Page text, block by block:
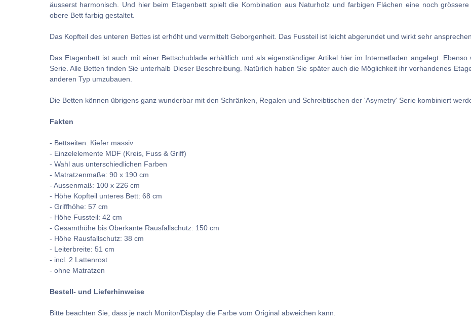
äusserst harmonisch. Und hier beim Etagenbett spielt die Kombination aus Naturholz und farbigen Flächen eine noch
obere Bett farbig gestaltet.
Das Kopfteil des unteren Bettes ist erhöht und vermittelt Geborgenheit. Das Fussteil ist leicht abgerundet und wirkt sehr
Das Etagenbett ist auch mit einer Bettschublade erhältlich und als eigenständiger Artikel hier im Internetladen angelegt.
Serie. Alle Betten finden Sie unterhalb Dieser Beschreibung. Natürlich haben Sie später auch die Möglichkeit ihr vorhandenes
anderen Typ umzubauen.
Die Betten können übrigens ganz wunderbar mit den Schränken, Regalen und Schreibtischen der 'Asymetry' Serie kombiniert
Fakten
- Bettseiten: Kiefer massiv
- Einzelelemente MDF (Kreis, Fuss & Griff)
- Wahl aus unterschiedlichen Farben
- Matratzenmaße: 90 x 190 cm
- Aussenmaß: 100 x 226 cm
- Höhe Kopfteil unteres Bett: 68 cm
- Griffhöhe: 57 cm
- Höhe Fussteil: 42 cm
- Gesamthöhe bis Oberkante Rausfallschutz: 150 cm
- Höhe Rausfallschutz: 38 cm
- Leiterbreite: 51 cm
- incl. 2 Lattenrost
- ohne Matratzen
Bestell- und Lieferhinweise
Bitte beachten Sie, dass je nach Monitor/Display die Farbe vom Original abweichen kann.